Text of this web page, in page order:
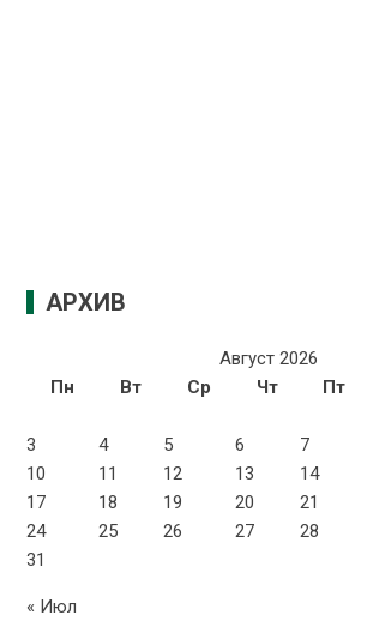
АРХИВ
Август 2026
Пн
Вт Ср Чт Пт
3
4 5 6 7
10
11 12 13 14
17
18 19 20 21
24
25 26 27 28
31
« Июл